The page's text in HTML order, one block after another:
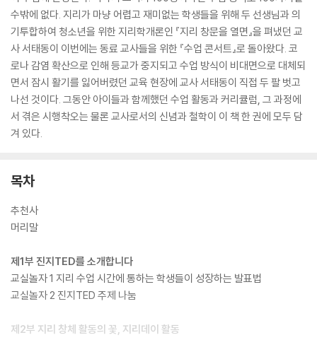
수밖에 없다. 지리가 마냥 어렵고 재미없는 학생들을 위해 두 선생님과 의
기투합하여 청소년을 위한 지리학개론인 『지리 창문을 열면』을 펴냈던 교
사 서태동이 이번에는 동료 교사들을 위한 『수업 콘서트』로 돌아왔다. 코
로나 감염 확산으로 인해 등교가 중지되고 수업 방식이 비대면으로 대체되
면서 잠시 활기를 잃어버렸던 교육 현장에 교사 서태동이 직접 두 팔 벗고
나선 것이다. 그동안 아이들과 함께했던 수업 활동과 커리큘럼, 그 과정에
서 겪은 시행착오는 물론 교사로서의 신념과 철학이 이 책 한 권에 모두 담
겨 있다.
목차
추천사
머리말
제1부 진지TED를 소개합니다
교실놀자 1 지리 수업 시간에 통하는 학생들이 성장하는 발표법
교실놀자 2 진지TED 주제 나눔
제2부 지리 창체 활동의 꽃, 지리데이 활동